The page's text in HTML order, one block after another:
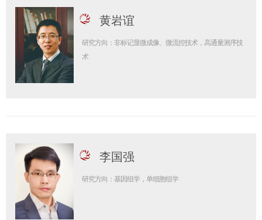
黄岩谊
研究方向：非标记显微成像、微流控技术，高通量测序技
术
李国强
研究方向：基因组学，单细胞组学